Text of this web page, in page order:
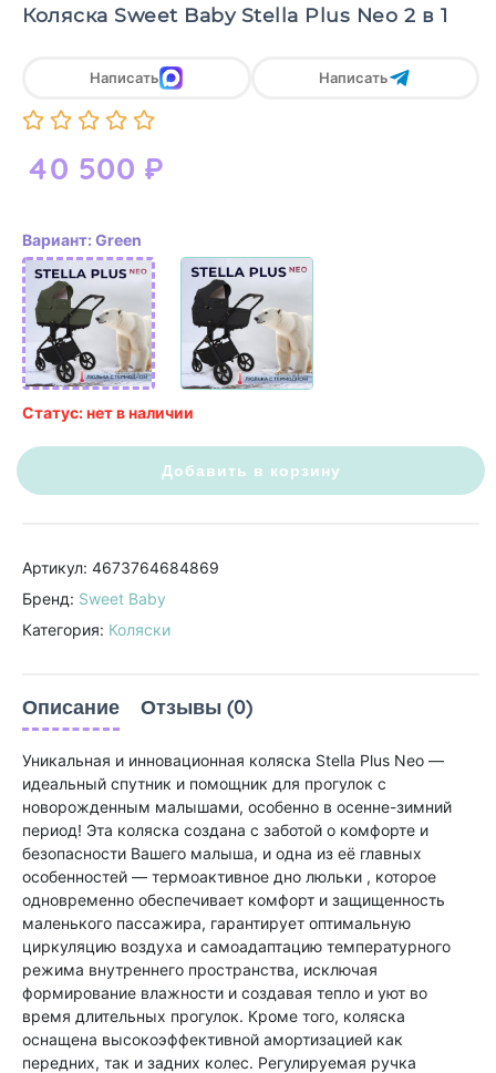
Коляска Sweet Baby Stella Plus Neo 2 в 1
40 500 ₽
Написать Написать
Вариант: Green
Статус: нет в наличии
Добавить в корзину
Артикул: 4673764684869
Бренд: Sweet Baby
Категория: Коляски
Описание Отзывы (0)
Уникальная и инновационная коляска Stella Plus Neo —
идеальный спутник и помощник для прогулок с
новорожденным малышами, особенно в осенне-зимний
период! Эта коляска создана с заботой о комфорте и
безопасности Вашего малыша, и одна из её главных
особенностей — термоактивное дно люльки , которое
одновременно обеспечивает комфорт и защищенность
маленького пассажира, гарантирует оптимальную
циркуляцию воздуха и самоадаптацию температурного
режима внутреннего пространства, исключая
формирование влажности и создавая тепло и уют во
время длительных прогулок. Кроме того, коляска
оснащена высокоэффективной амортизацией как
передних, так и задних колес. Регулируемая ручка